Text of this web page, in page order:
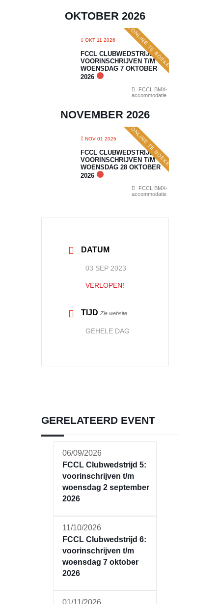
OKTOBER 2026
OKT 11 2026 ONLINE TE BOEKEN
FCCL CLUBWEDSTRIJD 6:
VOORINSCHRIJVEN T/M
WOENSDAG 7 OKTOBER
2026
FCCL BMX-
accommodatie
NOVEMBER 2026
NOV 01 2026 ONLINE TE BOEKEN
FCCL CLUBWEDSTRIJD 7:
VOORINSCHRIJVEN T/M
WOENSDAG 28 OKTOBER
2026
FCCL BMX-
accommodatie
DATUM
03 SEP 2023
VERLOPEN!
TIJD Zie website
GEHELE DAG
GERELATEERD EVENT
06/09/2026
FCCL Clubwedstrijd 5:
voorinschrijven t/m
woensdag 2 september
2026
11/10/2026
FCCL Clubwedstrijd 6:
voorinschrijven t/m
woensdag 7 oktober
2026
01/11/2026